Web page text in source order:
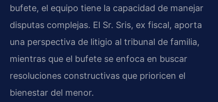
bufete, el equipo tiene la capacidad de manejar
disputas complejas. El Sr. Sris, ex fiscal, aporta
una perspectiva de litigio al tribunal de familia,
mientras que el bufete se enfoca en buscar
resoluciones constructivas que prioricen el
bienestar del menor.